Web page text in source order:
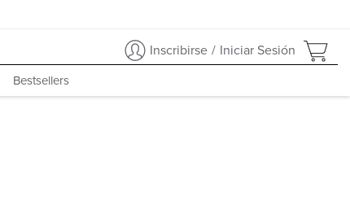
Inscribirse / Iniciar Sesión
Bestsellers